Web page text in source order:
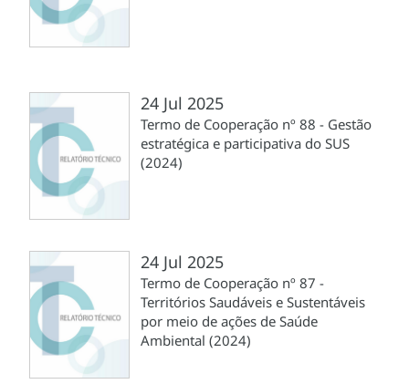
24 Jul 2025
Termo de Cooperação nº 88 - Gestão
estratégica e participativa do SUS
(2024)
24 Jul 2025
Termo de Cooperação nº 87 -
Territórios Saudáveis e Sustentáveis
por meio de ações de Saúde
Ambiental (2024)